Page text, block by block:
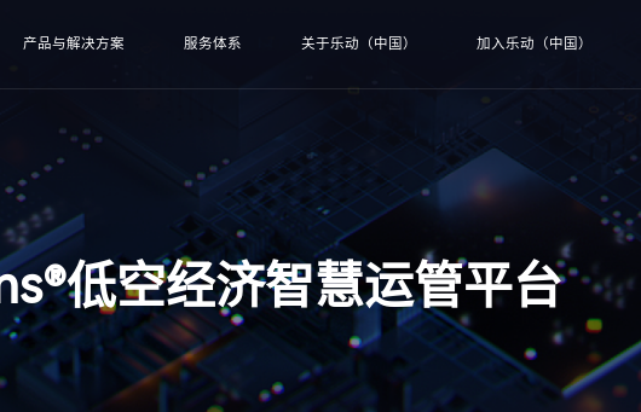
产品与解决方案 服务体系 关于乐动（中国） 加入乐动（中国）
低空经济智慧运管平台